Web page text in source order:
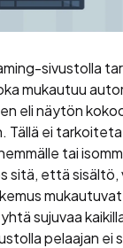
sivustolla
mukautuu
eli näytön
ei
tai
sitä, että sisältö,
sujuvaa
pelaajan ei